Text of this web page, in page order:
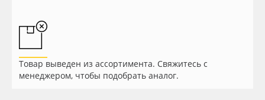
Оплата
Чернила
Товар выведен из ассортимента. Свяжитесь с
менеджером, чтобы подобрать аналог.